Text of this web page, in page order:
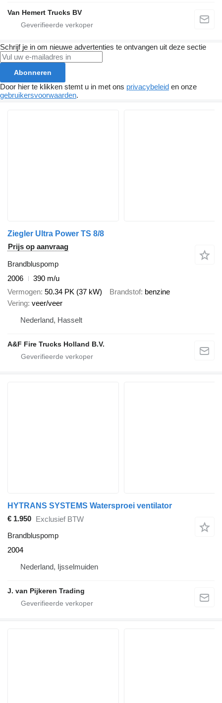
Van Hemert Trucks BV
Schrijf je in om nieuwe advertenties te ontvangen uit deze sectie
Abonneren
Door hier te klikken stemt u in met ons privacybeleid en onze
gebruikersvoorwaarden.
Ziegler Ultra Power TS 8/8
Prijs op aanvraag
Brandbluspomp
2006
390 m/u
Vermogen 50.34 PK (37 kW) Brandstof benzine
Vering veer/veer
Nederland, Hasselt
A&F Fire Trucks Holland B.V.
HYTRANS SYSTEMS Watersproei ventilator
€ 1.950 Exclusief BTW
Brandbluspomp
2004
Nederland, Ijsselmuiden
J. van Pijkeren Trading